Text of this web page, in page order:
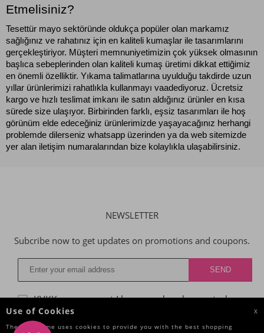
Etmelisiniz?
Tesettür mayo sektöründe oldukça popüler olan markamız
sağlığınız ve rahatınız için en kaliteli kumaşlar ile tasarımlarını
gerçekleştiriyor. Müşteri memnuniyetimizin çok yüksek olmasının
başlıca sebeplerinden olan kaliteli kumaş üretimi dikkat ettiğimiz
en önemli özelliktir. Yıkama talimatlarına uyulduğu takdirde uzun
yıllar ürünlerimizi rahatlıkla kullanmayı vaadediyoruz. Ücretsiz
kargo ve hızlı teslimat imkanı ile satın aldığınız ürünler en kısa
sürede size ulaşıyor. Birbirinden farklı, eşsiz tasarımları ile hoş
görünüm elde edeceğiniz ürünlerimizde yaşayacağınız herhangi
problemde dilerseniz whatsapp üzerinden ya da web sitemizde
yer alan iletişim numaralarından bize kolaylıkla ulaşabilirsiniz.
NEWSLETTER
Subcribe now to get updates on promotions and coupons.
KVKK agreggmentI have read and accepted.
Use of Cookies
X
The Site Name uses cookies to provide you with the best shopping